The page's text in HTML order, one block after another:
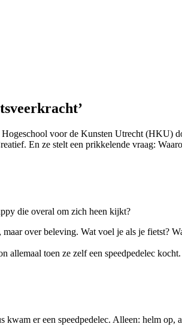
voor de Kunsten Utrecht (HKU)
En ze stelt een prikkelende vraag:
die overal om zich heen kijkt?
over beleving. Wat voel je als je fietst?
allemaal toen ze zelf een speedpedelec kocht.
er een speedpedelec. Alleen: helm op,